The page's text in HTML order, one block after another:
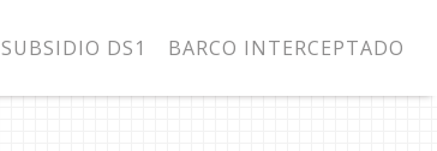
SUBSIDIO DS1 BARCO INTERCEPTADO